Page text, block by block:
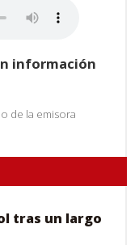
información
de la emisora
tras un largo